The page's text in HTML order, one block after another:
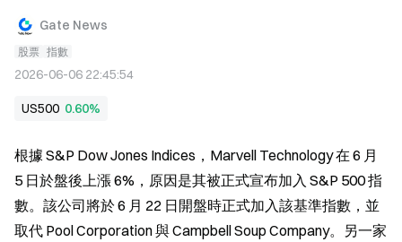
Gate News
股票 指數
2026-06-06 22:45:54
US500 0.60%
根據 S&P Dow Jones Indices，Marvell Technology 在 6 月
5 日於盤後上漲 6%，原因是其被正式宣布加入 S&P 500 指
數。該公司將於 6 月 22 日開盤時正式加入該基準指數，並
取代 Pool Corporation 與 Campbell Soup Company。另一家